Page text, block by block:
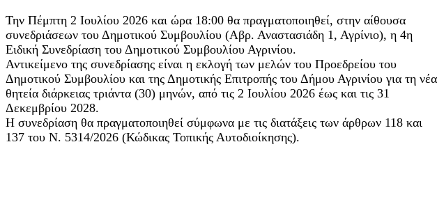
Την Πέμπτη 2 Ιουλίου 2026 και ώρα 18:00 θα πραγματοποιηθεί, στην αίθουσα
συνεδριάσεων του Δημοτικού Συμβουλίου (Αβρ. Αναστασιάδη 1, Αγρίνιο), η 4η
Ειδική Συνεδρίαση του Δημοτικού Συμβουλίου Αγρινίου.
Αντικείμενο της συνεδρίασης είναι η εκλογή των μελών του Προεδρείου του
Δημοτικού Συμβουλίου και της Δημοτικής Επιτροπής του Δήμου Αγρινίου για τη νέα
θητεία διάρκειας τριάντα (30) μηνών, από τις 2 Ιουλίου 2026 έως και τις 31
Δεκεμβρίου 2028.
Η συνεδρίαση θα πραγματοποιηθεί σύμφωνα με τις διατάξεις των άρθρων 118 και
137 του Ν. 5314/2026 (Κώδικας Τοπικής Αυτοδιοίκησης).